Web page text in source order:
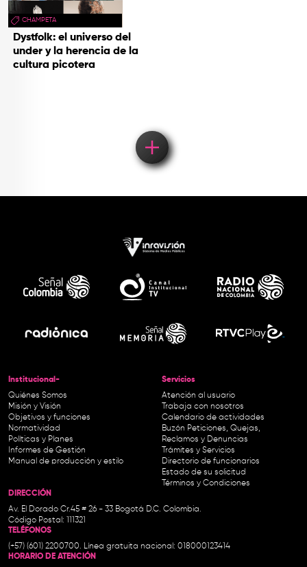
CHAMPETA
Dystfolk: el universo del
under y la herencia de la
cultura picotera
Institucional-
Quiénes Somos
Misión y Visión
Objetivos y funciones
Normatividad
Políticas y Planes
Informes de Gestión
Manual de producción y estilo
Servicios
Atención al usuario
Trabaja con nosotros
Calendario de actividades
Buzón Peticiones, Quejas,
Reclamos y Denuncias
Trámites y Servicios
Directorio de funcionarios
Estado de su solicitud
Términos y Condiciones
DIRECCIÓN
Av. El Dorado Cr.45 # 26 - 33 Bogotá D.C. Colombia.
Código Postal: 111321
TELÉFONOS
(+57) (601) 2200700. Línea gratuita nacional: 018000123414
HORARIO DE ATENCIÓN